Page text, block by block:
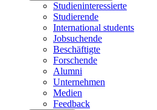
Studieninteressierte
Studierende
International students
Jobsuchende
Beschäftigte
Forschende
Alumni
Unternehmen
Medien
Feedback